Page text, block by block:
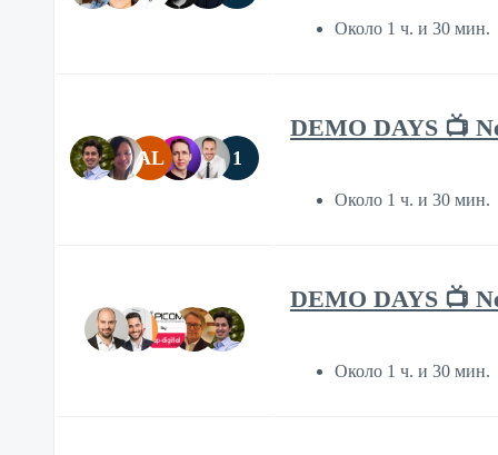
Около 1 ч. и 30 мин.
AL 1
DEMO DAYS 📺
Около 1 ч. и 30 мин.
DEMO DAYS 📺
Около 1 ч. и 30 мин.